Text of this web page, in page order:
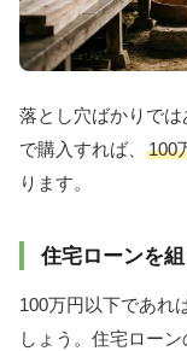
落とし穴ばかりで
で購入すれば、
100
ります。
住宅ローンを
100万円以下であれ
しょう。住宅ロー